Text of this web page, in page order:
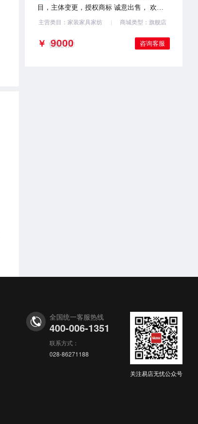
目，主体变更，授权商标 诚意出售， 欢迎
咨询
主营类目：家装家具家纺 商城类型：旗舰店
￥ 咨询客服
全国统一客服热线
400-006-1351
联系方式：
028-86271188
关注易店无忧公众号